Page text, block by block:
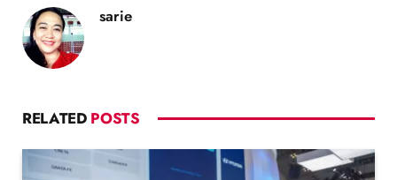
sarie
RELATED POSTS